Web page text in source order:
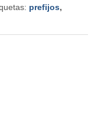
prefijos,